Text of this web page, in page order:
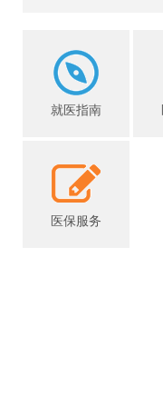
就医指南
医保服务